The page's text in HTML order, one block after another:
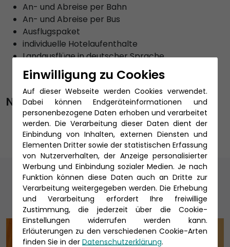
An- und Abreise per Bahn
An- und Abreise per Bus
Ausflugspaket
individuelle Hotelaufenthalte
Landausflüge in deutscher Sprache
Reiseschutz
TEfra Gepäckservice
Nicht zubuchbare Leistungen
Trinkgeld
Unsere Reiseexperten
Einwilligung zu Cookies
Auf dieser Webseite werden Cookies verwendet.
Dabei können Endgeräteinformationen und
personenbezogene Daten erhoben und verarbeitet
werden. Die Verarbeitung dieser Daten dient der
Einbindung von Inhalten, externen Diensten und
Elementen Dritter sowie der statistischen Erfassung
von Nutzerverhalten, der Anzeige personalisierter
Werbung und Einbindung sozialer Medien. Je nach
Funktion können diese Daten auch an Dritte zur
Verarbeitung weitergegeben werden. Die Erhebung
und Verarbeitung erfordert Ihre freiwillige
Zustimmung, die jederzeit über die Cookie-
Einstellungen widerrufen werden kann.
Erläuterungen zu den verschiedenen Cookie-Arten
finden Sie in der Datenschutzerklärung.